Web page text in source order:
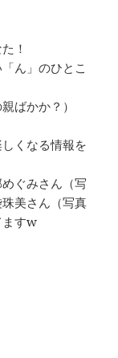
！
ん」のひとこ
ばかか？）
くなる情報を
ぐみさん（写
美さん（写真
ますw